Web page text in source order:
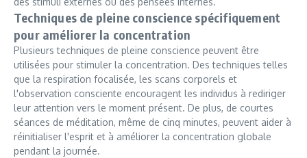
Techniques de pleine conscience spécifiquement
pour améliorer la concentration
Plusieurs techniques de pleine conscience peuvent être
utilisées pour stimuler la concentration. Des techniques telles
que la respiration focalisée, les scans corporels et
l'observation consciente encouragent les individus à rediriger
leur attention vers le moment présent. De plus, de courtes
séances de méditation, même de cinq minutes, peuvent aider à
réinitialiser l'esprit et à améliorer la concentration globale
pendant la journée.